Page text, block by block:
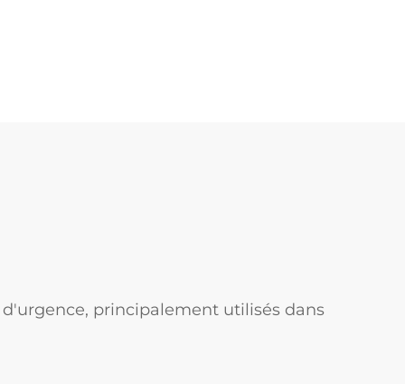
principalement utilisés dans